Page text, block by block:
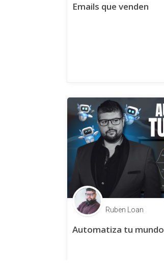
Emails que venden
Ruben Loan
Automatiza tu mundo